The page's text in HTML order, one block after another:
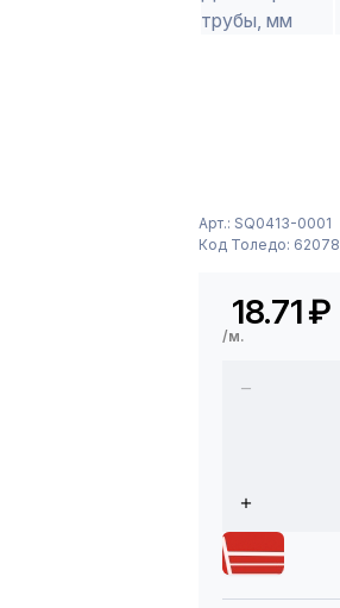
трубы, мм
Арт.: SQ0413-0001
Код Толедо: 62078
18.71₽
/м.